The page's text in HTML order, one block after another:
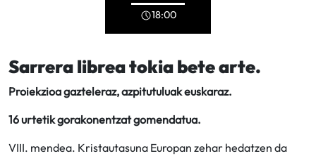
18:00
Sarrera librea tokia bete arte.
Proiekzioa gazteleraz, azpitutuluak euskaraz.
16 urtetik gorakonentzat gomendatua.
VIII. mendea. Kristautasuna Europan zehar hedatzen da